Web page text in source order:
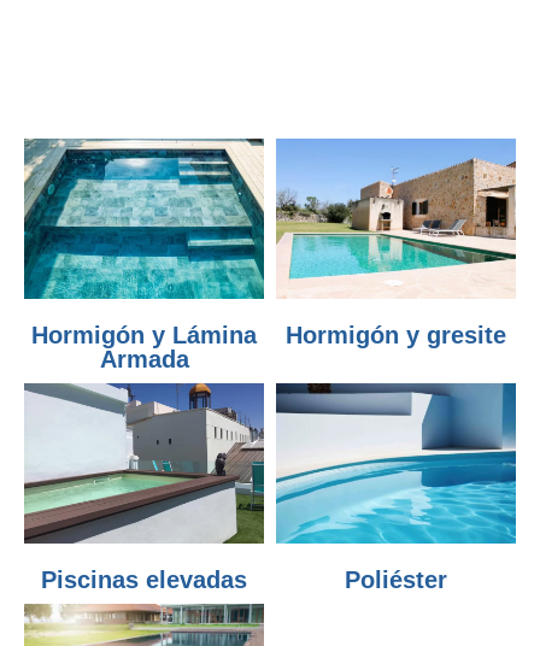
Hormigón y Lámina
Armada
Hormigón y gresite
Piscinas elevadas Poliéster